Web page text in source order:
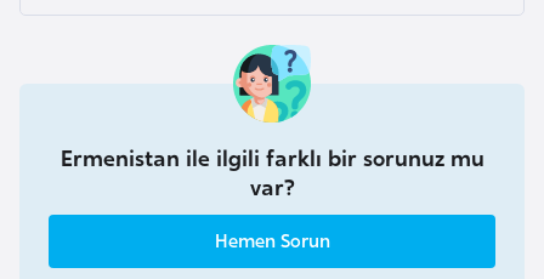
Ermenistan ile ilgili farklı bir sorunuz mu
var?
Hemen Sorun
S